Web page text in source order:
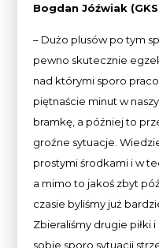
Bogdan Jóźwiak
– Dużo plusów po tym
pewno skutecznie
nad którymi sporo
piętnaście minut w
bramkę, a później to
groźne sytuacje.
prostymi środkami i w
a mimo to jakoś zbyt
czasie byliśmy już
Zbieraliśmy drugie piłki
sobie sporo sytuacji